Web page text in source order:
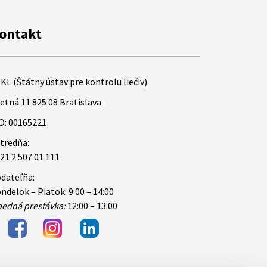
(Štátny ústav pre kontrolu liečiv)
11 825 08 Bratislava
00165221
2 507 01 111
– Piatok: 9:00 – 14:00
prestávka:12:00 – 13:00